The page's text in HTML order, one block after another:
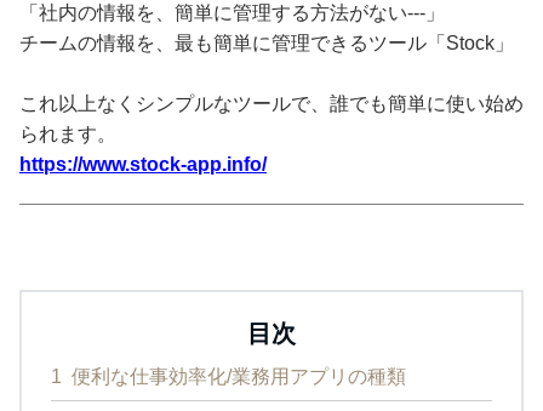
「社内の情報を、簡単に管理する方法がない---」
チームの情報を、最も簡単に管理できるツール「Stock」
これ以上なくシンプルなツールで、誰でも簡単に使い始め
られます。
https://www.stock-app.info/
目次
1 便利な仕事効率化/業務用アプリの種類